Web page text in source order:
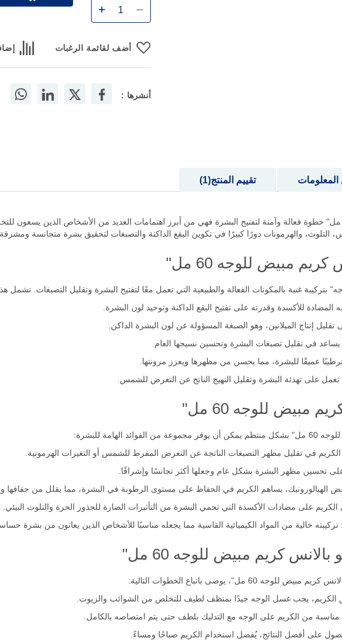
أضف لقائمة الرغبات
أنشرها :
بالانس كريم مبيض للوجه 60 مل" خطوة فعالة وآمنة لتفتيح البشرة فهي من أبرز اهتمامات العديد من الأشخاص
التلوث، والهرمونات دورًا كبيرًا في تكوين البقع الداكنة والتصبغات لتحقيق بشرة متجانسة
مبيض للوجه 60 مل"
بتركيبة غنية بالمكونات الفعالة والطبيعية التي تعمل معًا لتفتيح البشرة وتقليل التصبغات. تشمل
إنتاج الميلانين، وهو الصبغة المسؤولة عن لون البشرة الداكن.
عميقًا للبشرة، مما يحسن من مظهرها ويعزز مرونتها.
على تهدئة البشرة وتقليل التهيج الناتج عن التعرض للشمس.
مبيض للوجه 60 مل"
الهامة للبشرة:
الكريم في تقليل مظهر التصبغات الناتجة عن التعرض المفرط للشمس أو التغيرات الهرمونية.
تحسين مظهر البشرة بشكل عام وجعلها أكثر تجانسًا وإشراقًا.
يساهم الكريم في الحفاظ على مستوى الرطوبة في البشرة، مما يقلل من جفافها
على مضادات الأكسدة التي تحمي البشرة من التأثيرات الضارة للجذور الحرة والتلوث البيئي.
خالية من المواد الكيميائية القاسية مما يجعله مناسبًا للأشخاص الذين يعانون من بشرة
كريم مبيض للوجه 60 مل"
مل"، يوصى باتباع الخطوات التالية:
الكريم، يجب غسل الوجه جيدًا بمنظف لطيف للتخلص من الشوائب والزيوت.
من الكريم على الوجه مع التدليك بلطف حتى يتم امتصاصه بالكامل.
على أفضل النتائج، يُفضل استخدام الكريم صباحًا ومساءً.
المعلومات تقييم المنتج 1